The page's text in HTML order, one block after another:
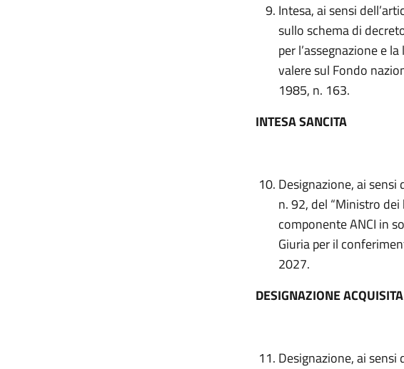
Intesa, ai sensi
sullo schema di
per l’assegnazione e
valere sul Fondo
1985, n. 163.
INTESA SANCITA
Designazione, ai
n. 92, del “Ministro
componente ANCI in
Giuria per il
2027.
DESIGNAZIONE ACQUISITA
Designazione, ai